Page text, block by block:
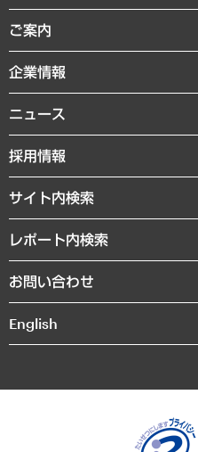
組織・人事戦略
デジタルイノベーション
共生・ダイバーシティ
GRC（ガバナンス・リスク・コンプラ
経済・産業・雇用・労働
まちづくり・観光・交通・スポーツ・
自然資源・農林水産業・食料システム
経済調査
レポート
コラム
経営用語集
受託・受注実績（官公庁関連）
メディア掲載・出演
ご案内
セミナー・イベント情報
MUFGビジネスセミナー
受託案件情報
企業情報
私たちの想い
社長メッセージ
会社概要
沿革
組織図・本部部室紹介
インドネシア現地法人
個人情報保護方針
ニュース
ニュースリリース
お知らせ
採用情報
サイト内検索
レポート内検索
お問い合わせ
English